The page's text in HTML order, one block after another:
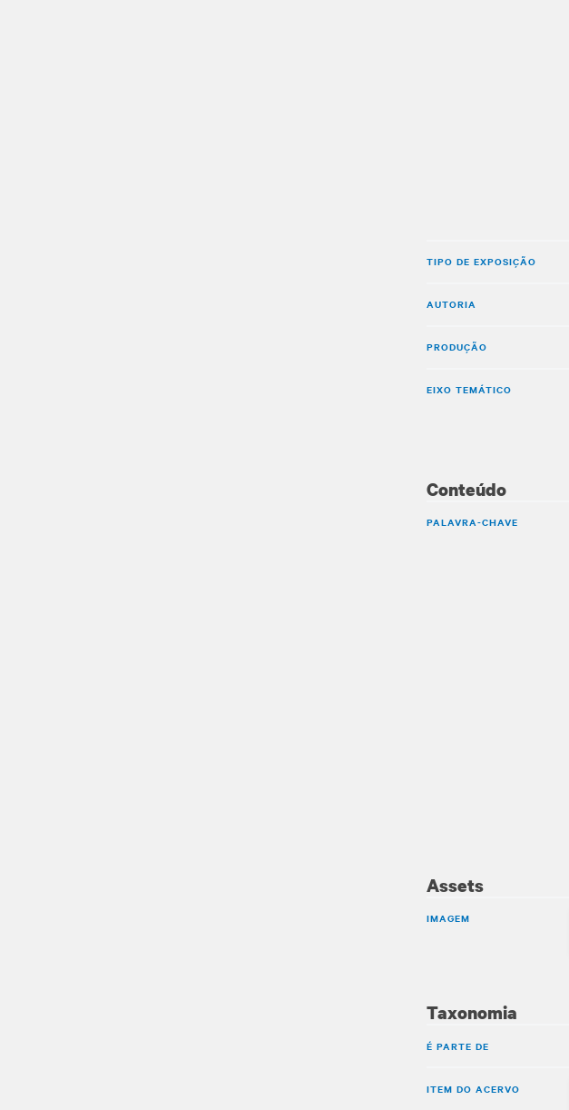
TIPO DE EXPOSIÇÃO
AUTORIA
PRODUÇÃO
EIXO TEMÁTICO
Conteúdo
PALAVRA-CHAVE
Assets
IMAGEM
Taxonomia
É PARTE DE
ITEM DO ACERVO